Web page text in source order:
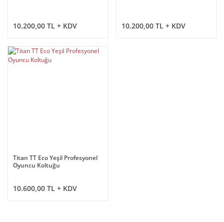
10.200,00 TL + KDV 10.200,00 TL + KDV
Titan TT Eco Yeşil Profesyonel
Oyuncu Koltuğu
10.600,00 TL + KDV